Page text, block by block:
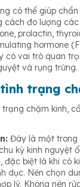
có thể giúp
cách đo lượng các
prolactin,
hormone
có vai trò quan
và rụng trứng.
trạng
chậm kinh,
Đây là một trong
kỳ kinh nguyệt
đặc biệt là khi có
dục. Nên chọn
lý. Không nên